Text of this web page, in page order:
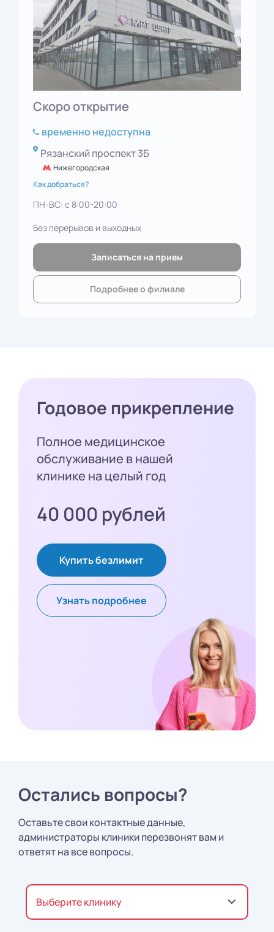
Скоро открытие
временно недоступна
Рязанский проспект 3Б
Нижегородская
Как добраться?
ПН-ВС: с 8:00-20:00
Без перерывов и выходных
Записаться на прием
Подробнее о филиале
Годовое прикрепление
Полное медицинское
обслуживание в нашей
клинике на целый год
40 000 рублей
Купить безлимит
Узнать подробнее
Остались вопросы?
Оставьте свои контактные данные,
администраторы клиники перезвонят вам и
ответят на все вопросы.
Выберите клинику